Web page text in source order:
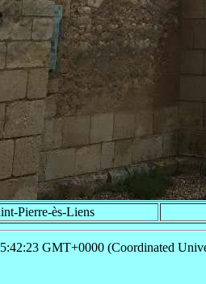
Pierre-ès-Liens
GMT+0000 (Coordinated